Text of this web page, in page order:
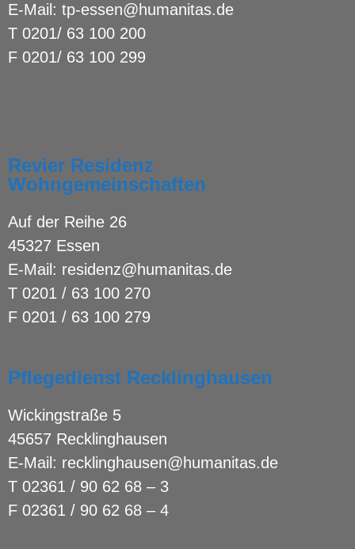
E-Mail: tp-essen@humanitas.de
T 0201/ 63 100 200
F 0201/ 63 100 299
Revier Residenz
Wohngemeinschaften
Auf der Reihe 26
45327 Essen
E-Mail: residenz@humanitas.de
T 0201 / 63 100 270
F 0201 / 63 100 279
Pflegedienst Recklinghausen
Wickingstraße 5
45657 Recklinghausen
E-Mail: recklinghausen@humanitas.de
T 02361 / 90 62 68 – 3
F 02361 / 90 62 68 – 4